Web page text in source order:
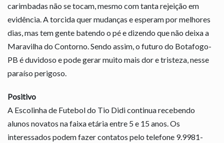
carimbadas não se tocam, mesmo com tanta rejeição em
evidência. A torcida quer mudanças e esperam por melhores
dias, mas tem gente batendo o pé e dizendo que não deixa a
Maravilha do Contorno. Sendo assim, o futuro do Botafogo-
PB é duvidoso e pode gerar muito mais dor e tristeza, nesse
paraíso perigoso.
Positivo
A Escolinha de Futebol do Tio Didi continua recebendo
alunos novatos na faixa etária entre 5 e 15 anos. Os
interessados podem fazer contatos pelo telefone 9.9981-